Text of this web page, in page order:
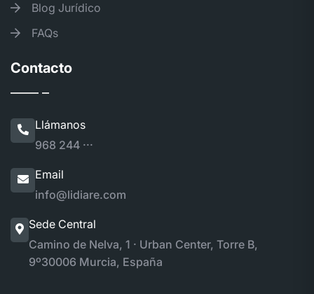
Blog Jurídico
FAQs
Contacto
Llámanos
968 244 ···
Email
info@lidiare.com
Sede Central
Camino de Nelva, 1 · Urban Center, Torre B,
9º30006 Murcia, España